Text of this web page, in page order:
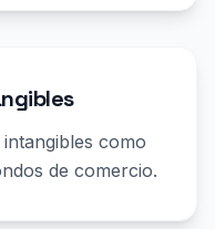
como
de comercio.